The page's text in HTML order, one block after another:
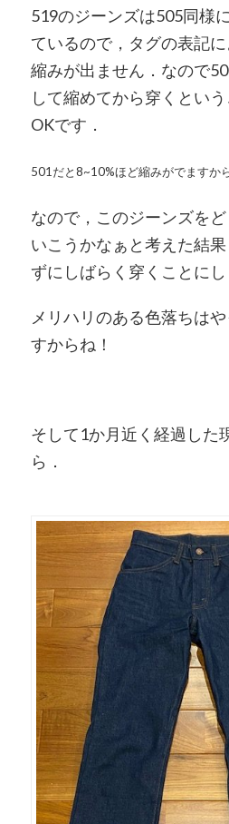
519のジーンズは505同様
ているので，タグの表記
縮みが出ません．なので
して縮めてから穿くとい
OKです．
501だと8~10%ほど縮みがでますか
なので，このジーンズを
いこうかなぁと考えた結
ずにしばらく穿くことにし
メリハリのある色落ちは
すからね！
そして1か月近く経過した
ら．